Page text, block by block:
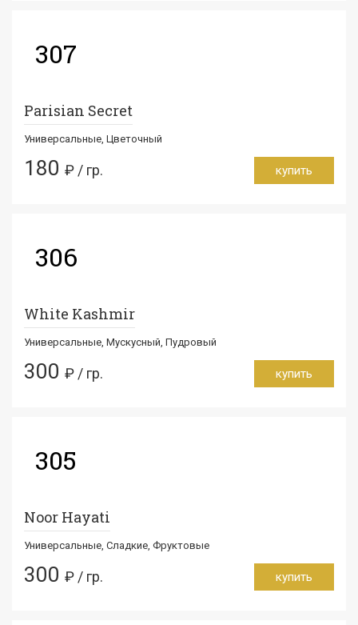
307
Parisian Secret
Универсальные, Цветочный
180 ₽ / гр. купить
306
White Kashmir
Универсальные, Мускусный, Пудровый
300 ₽ / гр. купить
305
Noor Hayati
Универсальные, Сладкие, Фруктовые
300 ₽ / гр. купить